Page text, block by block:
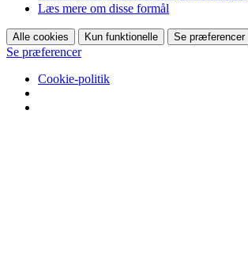
Læs mere om disse formål
Alle cookies Kun funktionelle Se præferencer
Se præferencer
Cookie-politik